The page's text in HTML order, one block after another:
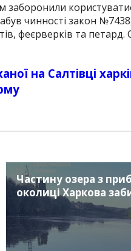
заборонили
чинності закон
феєрверків та петард.
на Салтівці
Частину озера з
околиці Харкова